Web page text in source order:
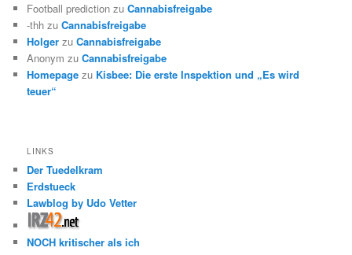
Football prediction zuCannabisfreigabe
-thh zuCannabisfreigabe
Holger zuCannabisfreigabe
Anonym zuCannabisfreigabe
Homepage zu Kisbee: Die erste Inspektion und „Es wird
teuer“
LINKS
Der Tuedelkram
Erdstueck
Lawblog by Udo Vetter
NOCH kritischer als ich